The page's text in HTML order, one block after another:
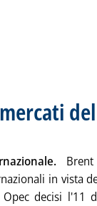
Brent
in vista
decisi l'11